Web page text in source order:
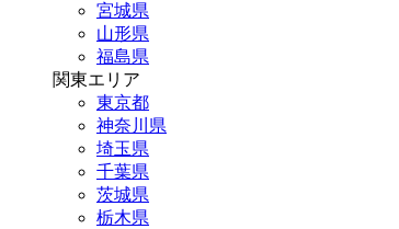
宮城県
山形県
福島県
関東エリア
東京都
神奈川県
埼玉県
千葉県
茨城県
栃木県